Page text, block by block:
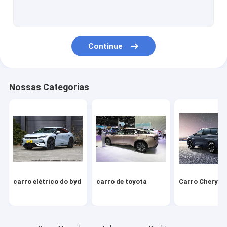
carro changan
NIO Carro elétrico
Carro elétrico Seres
Carro elétrico da Lynk & Co
IM Carro elétrico
Continue
Nossas Categorias
carro elétrico do byd carro de toyota Carro Chery